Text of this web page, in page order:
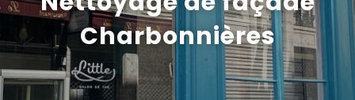
RecrutementCharbonnières